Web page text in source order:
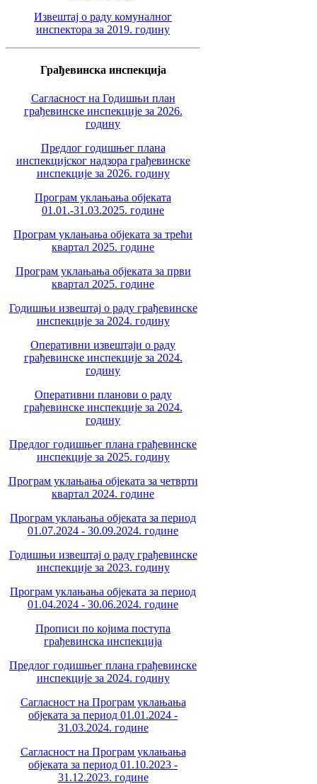
Извештај о раду комуналног
инспектора за 2019. годину
Грађевинска инспекција
Сагласност на Годишњи план
грађевинске инспекције за 2026.
годину
Предлог годишњег плана
инспекцијског надзора грађевинске
инспекције за 2026. годину
Програм уклањања објеката
01.01.-31.03.2025. године
Програм уклањања објеката за трећи
квартал 2025. године
Програм уклањања објеката за први
квартал 2025. године
Годишњи извештај о раду грађевинске
инспекције за 2024. годину
Оперативни извештаји о раду
грађевинске инспекције за 2024.
годину
Оперативни планови о раду
грађевинске инспекције за 2024.
годину
Предлог годишњег плана грађевинске
инспекције за 2025. годину
Програм уклањања објеката за четврти
квартал 2024. године
Програм уклањања објеката за период
01.07.2024 - 30.09.2024. године
Годишњи извештај о раду грађевинске
инспекције за 2023. годину
Програм уклањања објеката за период
01.04.2024 - 30.06.2024. године
Прописи по којима поступа
грађевинска инспекција
Предлог годишњег плана грађевинске
инспекције за 2024. годину
Сагласност на Програм уклањања
објеката за период 01.01.2024 -
31.03.2024. године
Сагласност на Програм уклањања
објеката за период 01.10.2023 -
31.12.2023. године